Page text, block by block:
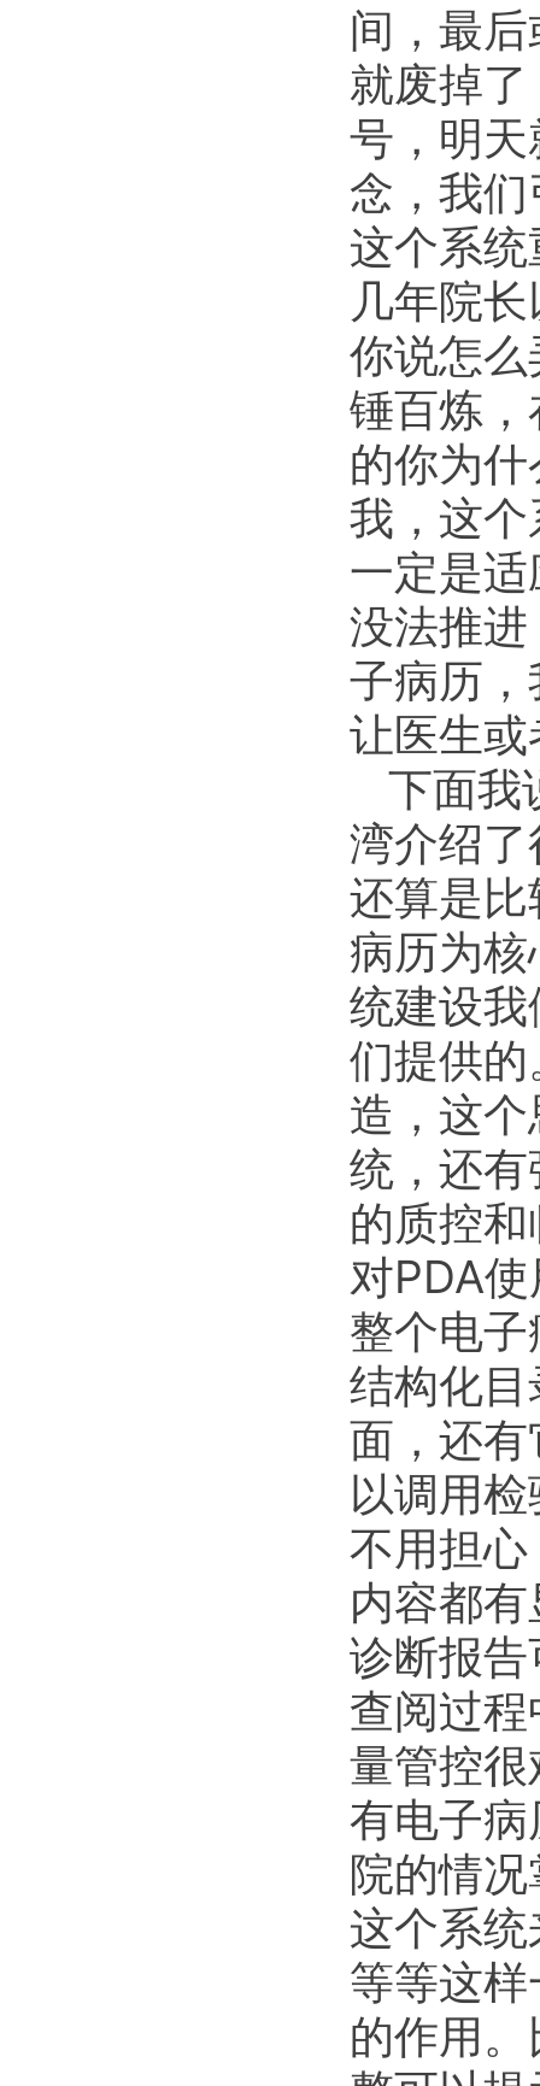
间，最
就废掉
号，明
念，我
这个系
几年院
你说怎
锤百炼
的你为
我，这
一定是
没法推
子病历
让医生
下面我
湾介绍
还算是
病历为
统建设
们提供
造，这
统，还
的质控
对PDA
整个电
结构化
面，还
以调用
不用担
内容都
诊断报
查阅过
量管控
有电子
院的情
这个系
等等这
的作用